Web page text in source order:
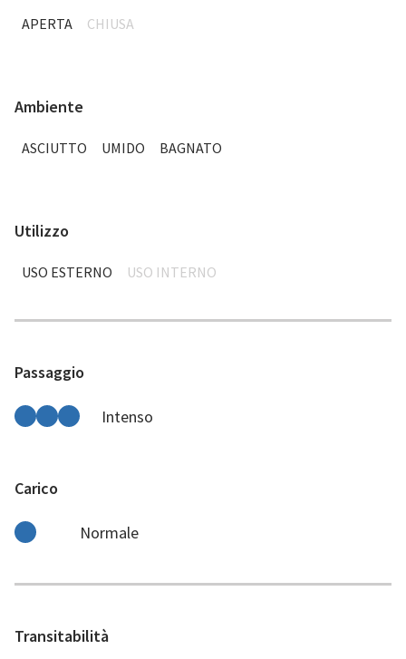
APERTA CHIUSA
Ambiente
ASCIUTTO UMIDO BAGNATO
Utilizzo
USO ESTERNO USO INTERNO
Passaggio
Intenso
Carico
Normale
Transitabilità